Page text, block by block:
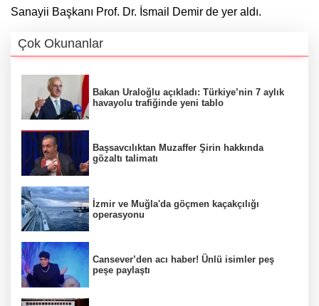
Sanayii Başkanı Prof. Dr. İsmail Demir de yer aldı.
Çok Okunanlar
Bakan Uraloğlu açıkladı: Türkiye’nin 7 aylık
havayolu trafiğinde yeni tablo
Başsavcılıktan Muzaffer Şirin hakkında
gözaltı talimatı
İzmir ve Muğla'da göçmen kaçakçılığı
operasyonu
Cansever’den acı haber! Ünlü isimler peş
peşe paylaştı